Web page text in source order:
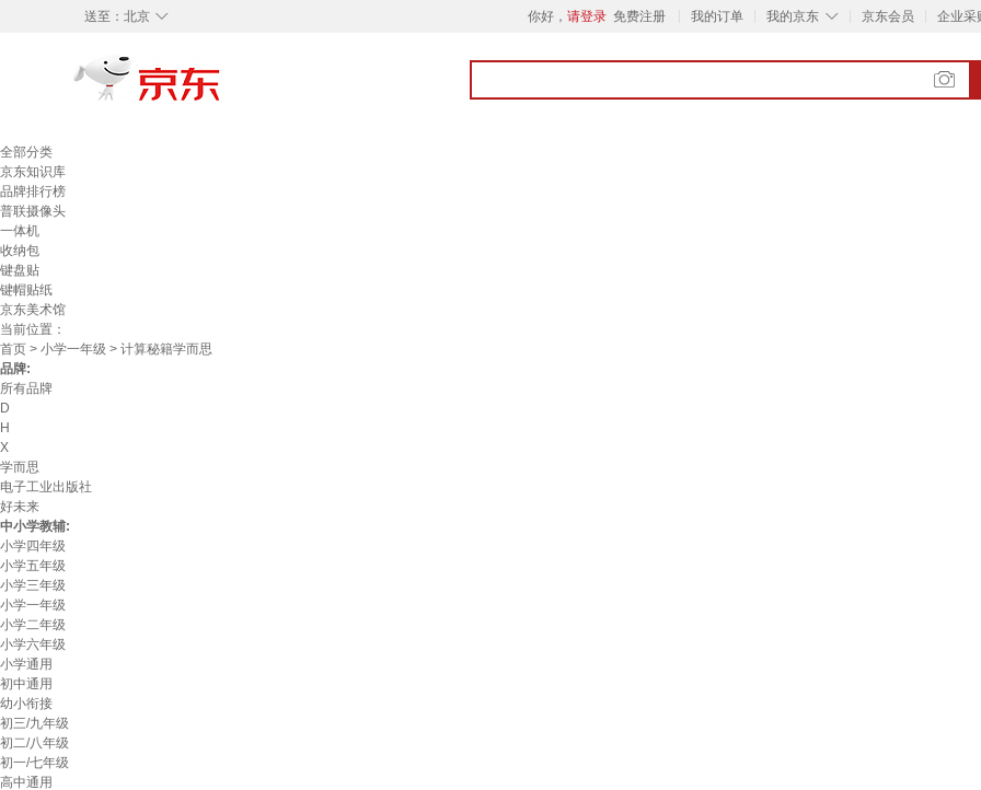
◇
送至： 北京 你好， 请登录 免费注册 我的订单 ◇
我的京东 京东会员 企业采
全部分类
京东知识库
品牌排行榜
普联摄像头
一体机
收纳包
键盘贴
键帽贴纸
京东美术馆
当前位置：
首页 > 小学一年级 > 计算秘籍学而思
品牌:
所有品牌
D
H
X
学而思
电子工业出版社
好未来
中小学教辅:
小学四年级
小学五年级
小学三年级
小学一年级
小学二年级
小学六年级
小学通用
初中通用
幼小衔接
初三/九年级
初二/八年级
初一/七年级
高中通用